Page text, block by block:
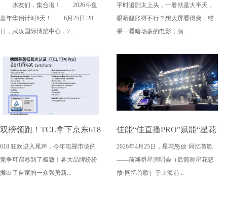
锁，4天狂欢指南请收好
水友们，集合啦！ 2026斗鱼
嘉年华倒计时6天！ 6月25日-28
日，武汉国际博览中心，2...
这三大要点，再也不被坑
平时追剧太上头，一看就是大半天，
眼睛酸胀得不行？想大屏看得爽，结
果一看暗场多的电影，演...
双榜领跑！TCL拿下京东618
电视成交榜TOP1，T7M Pro
登顶抖音单品榜
618 狂欢进入尾声，今年电视市场的
竞争可谓卷到了极致！各大品牌纷纷
搬出了自家的一众强势新...
佳能“佳直播PRO”赋能“星花
怒放·同忆首歌” 用电影质感
传递视听艺术表达
2026年4月25日，星花怒放·同忆首歌
——前滩群星演唱会（后简称星花怒
放·同忆首歌）于上海前...